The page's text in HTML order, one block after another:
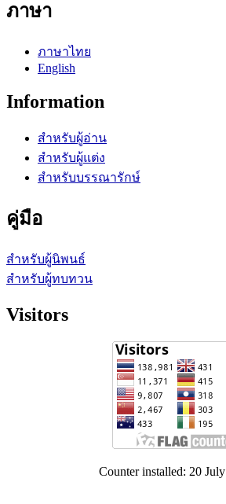
ภาษา
ภาษาไทย
English
Information
สำหรับผู้อ่าน
สำหรับผู้แต่ง
สำหรับบรรณารักษ์
คู่มือ
สำหรับผู้นิพนธ์
สำหรับผู้ทบทวน
Visitors
Counter installed: 20